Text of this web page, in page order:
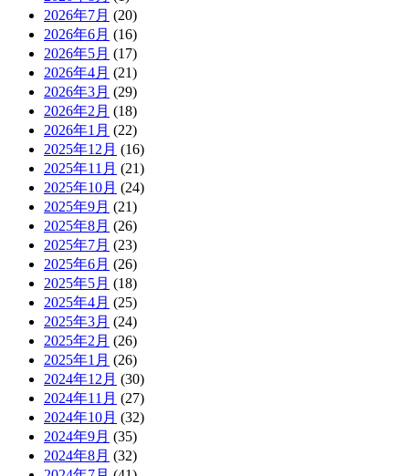
2026年7月 (20)
2026年6月 (16)
2026年5月 (17)
2026年4月 (21)
2026年3月 (29)
2026年2月 (18)
2026年1月 (22)
2025年12月 (16)
2025年11月 (21)
2025年10月 (24)
2025年9月 (21)
2025年8月 (26)
2025年7月 (23)
2025年6月 (26)
2025年5月 (18)
2025年4月 (25)
2025年3月 (24)
2025年2月 (26)
2025年1月 (26)
2024年12月 (30)
2024年11月 (27)
2024年10月 (32)
2024年9月 (35)
2024年8月 (32)